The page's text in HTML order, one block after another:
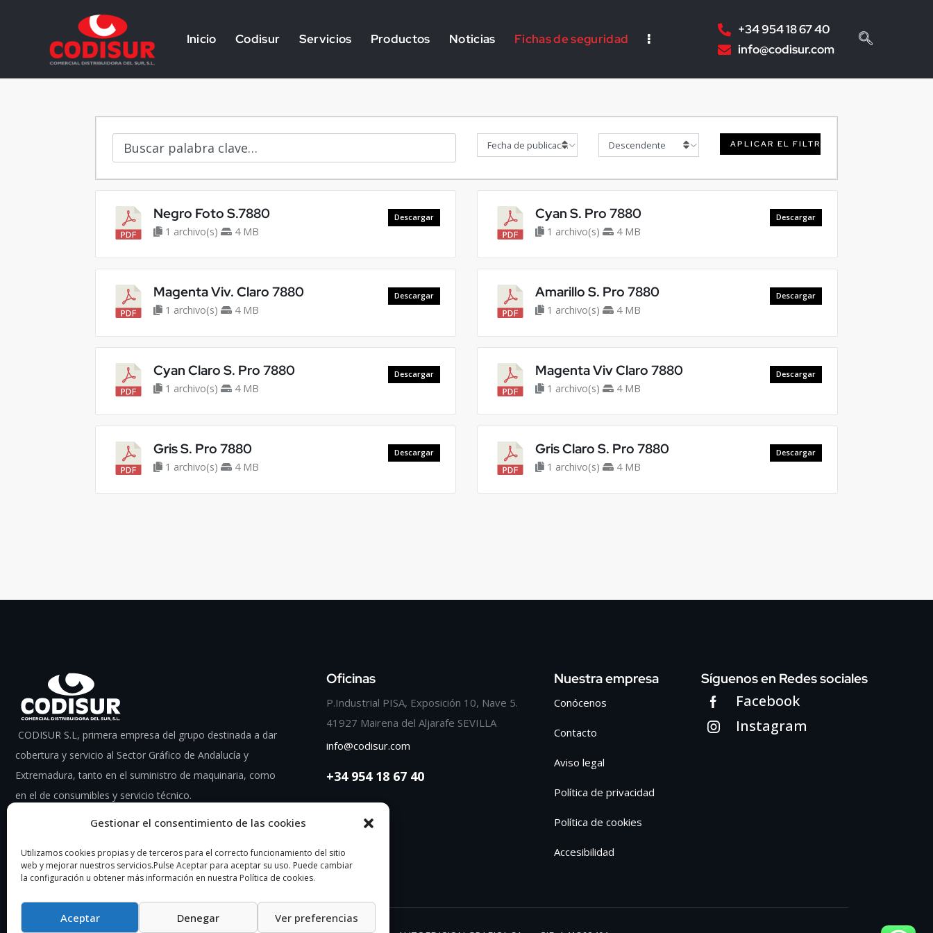
Gestionar el consentimiento de las cookies
Utilizamos cookies propias y de terceros para el correcto funcionamiento del sitio
web y mejorar nuestros servicios.Pulse Aceptar para aceptar su uso. Puede cambiar
la configuración u obtener más información en nuestra Política de cookies.
Aceptar Denegar Ver preferencias
Inicio Codisur Servicios Productos Noticias Fichas de seguridad
+34 954 18 67 40
info@codisur.com
APLICAR EL FILTRO
Negro Foto S.7880
1 archivo(s) 4 MB
Descargar Cyan S. Pro 7880
1 archivo(s) 4 MB
Descargar
Magenta Viv. Claro 7880
1 archivo(s) 4 MB
Descargar Amarillo S. Pro 7880
1 archivo(s) 4 MB
Descargar
Cyan Claro S. Pro 7880
1 archivo(s) 4 MB
Descargar Magenta Viv Claro 7880
1 archivo(s) 4 MB
Descargar
Gris S. Pro 7880
1 archivo(s) 4 MB
Descargar Gris Claro S. Pro 7880
1 archivo(s) 4 MB
Descargar
CODISUR S.L, primera empresa del grupo destinada a dar
cobertura y servicio al Sector Gráfico de Andalucía y
Extremadura, tanto en el suministro de maquinaria, como
en el de consumibles y servicio técnico.
Oficinas
P.Industrial PISA, Exposición 10, Nave 5.
41927 Mairena del Aljarafe SEVILLA
info@codisur.com
+34 954 18 67 40
Nuestra empresa
Conócenos
Contacto
Aviso legal
Política de privacidad
Política de cookies
Accesibilidad
Síguenos en Redes sociales
Facebook
Instagram